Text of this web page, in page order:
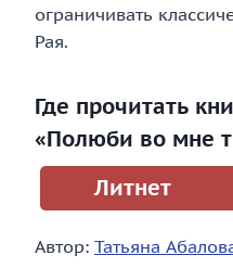
ограничивать
Рая.
Где прочитать
«Полюби во мне
Литнет
Автор: Татьяна